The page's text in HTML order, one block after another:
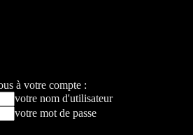
à votre compte :
votre nom d'utilisateur
votre mot de passe